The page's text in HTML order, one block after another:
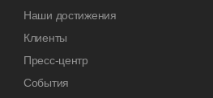
Наши достижения
Клиенты
Пресс-центр
События